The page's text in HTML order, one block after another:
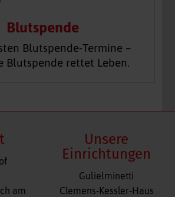
Blutspende
Blutspende-Termine –
Blutspende rettet Leben.
am
Unsere
Einrichtungen
Navigation
überspringen
Gulielminetti
Clemens-Kessler-Haus